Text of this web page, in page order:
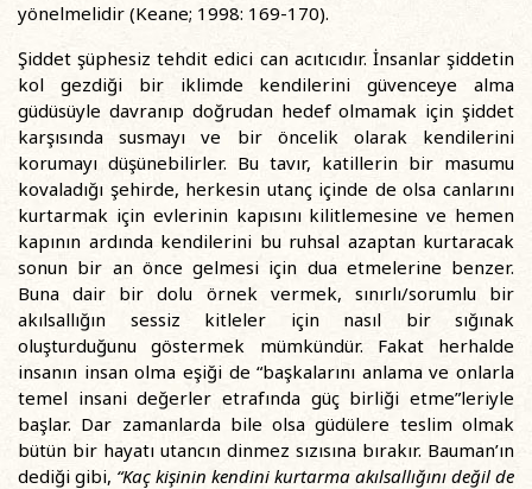
yönelmelidir (Keane; 1998: 169-170).
Şiddet şüphesiz tehdit edici can acıtıcıdır. İnsanlar şiddetin
kol gezdiği bir iklimde kendilerini güvenceye alma
güdüsüyle davranıp doğrudan hedef olmamak için şiddet
karşısında susmayı ve bir öncelik olarak kendilerini
korumayı düşünebilirler. Bu tavır, katillerin bir masumu
kovaladığı şehirde, herkesin utanç içinde de olsa canlarını
kurtarmak için evlerinin kapısını kilitlemesine ve hemen
kapının ardında kendilerini bu ruhsal azaptan kurtaracak
sonun bir an önce gelmesi için dua etmelerine benzer.
Buna dair bir dolu örnek vermek, sınırlı/sorumlu bir
akılsallığın sessiz kitleler için nasıl bir sığınak
oluşturduğunu göstermek mümkündür. Fakat herhalde
insanın insan olma eşiği de “başkalarını anlama ve onlarla
temel insani değerler etrafında güç birliği etme”leriyle
başlar. Dar zamanlarda bile olsa güdülere teslim olmak
bütün bir hayatı utancın dinmez sızısına bırakır. Bauman’ın
dediği gibi, “Kaç kişinin kendini kurtarma akılsallığını değil de